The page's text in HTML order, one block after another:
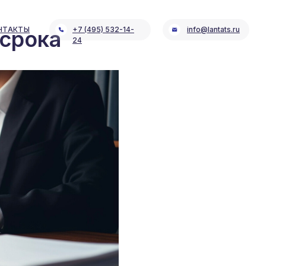
+7 (495) 532-14-
24
info@lantats.ru